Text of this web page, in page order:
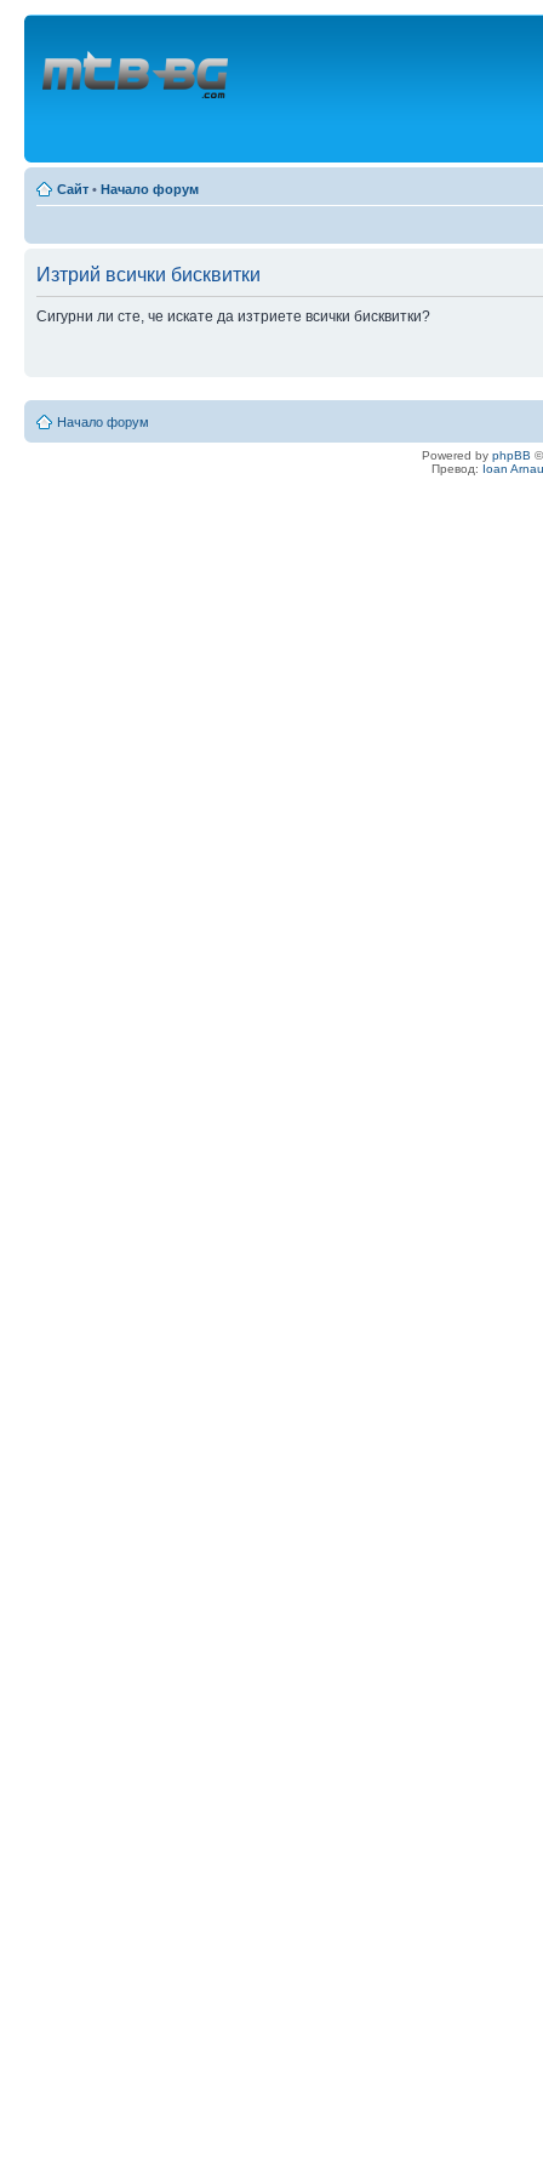
Сайт • Начало форум
Изтрий всички бисквитки
Сигурни ли сте, че искате да изтриете всички бисквитки?
Начало форум
Powered by phpBB
Превод: Ioan